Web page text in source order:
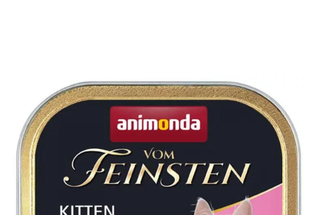
Die Sorte vom Feinsten Kitten Baby Pate von Animonda ist
für junge, heranwachsende Katzen ab der 4. Woche. Ihr
Kätzchen kann sich auf eine leckere Kombination aus
Geflügel, Schwein, Rind und Fisch freuen.